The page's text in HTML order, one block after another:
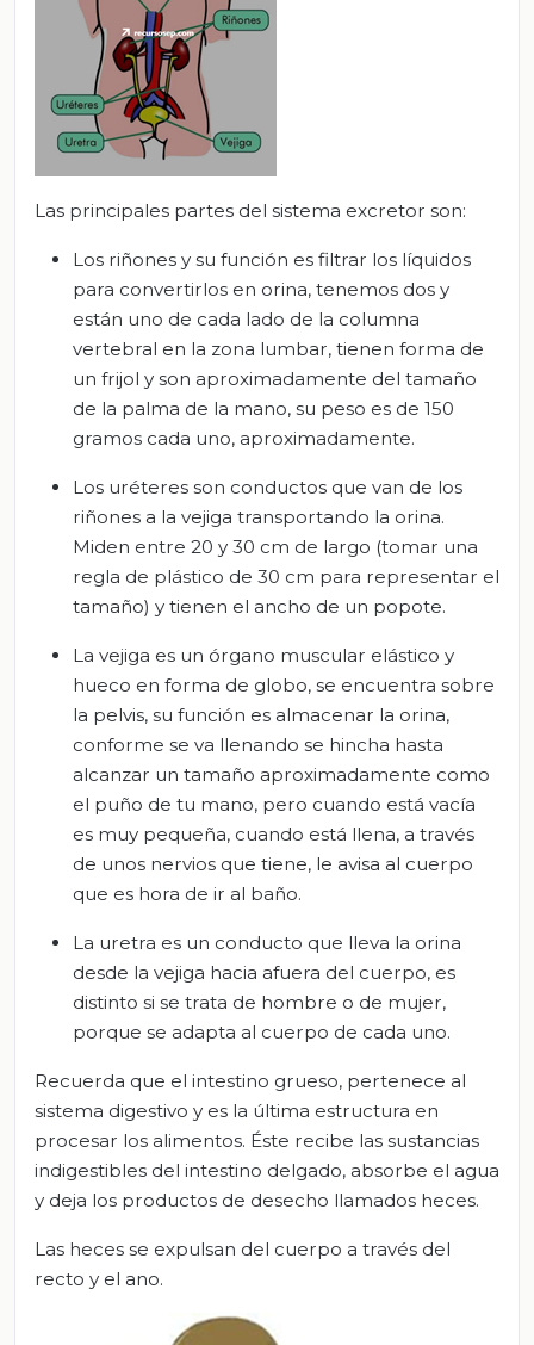
Las principales partes del sistema excretor son:
Los riñones y su función es filtrar los líquidos
para convertirlos en orina, tenemos dos y
están uno de cada lado de la columna
vertebral en la zona lumbar, tienen forma de
un frijol y son aproximadamente del tamaño
de la palma de la mano, su peso es de 150
gramos cada uno, aproximadamente.
Los uréteres son conductos que van de los
riñones a la vejiga transportando la orina.
Miden entre 20 y 30 cm de largo (tomar una
regla de plástico de 30 cm para representar el
tamaño) y tienen el ancho de un popote.
La vejiga es un órgano muscular elástico y
hueco en forma de globo, se encuentra sobre
la pelvis, su función es almacenar la orina,
conforme se va llenando se hincha hasta
alcanzar un tamaño aproximadamente como
el puño de tu mano, pero cuando está vacía
es muy pequeña, cuando está llena, a través
de unos nervios que tiene, le avisa al cuerpo
que es hora de ir al baño.
La uretra es un conducto que lleva la orina
desde la vejiga hacia afuera del cuerpo, es
distinto si se trata de hombre o de mujer,
porque se adapta al cuerpo de cada uno.
Recuerda que el intestino grueso, pertenece al
sistema digestivo y es la última estructura en
procesar los alimentos. Éste recibe las sustancias
indigestibles del intestino delgado, absorbe el agua
y deja los productos de desecho llamados heces.
Las heces se expulsan del cuerpo a través del
recto y el ano.